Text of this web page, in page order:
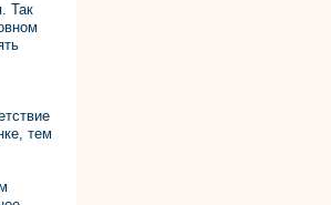
Так
тем